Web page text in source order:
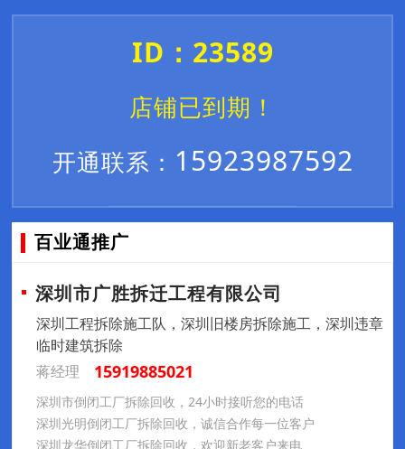
ID：23589
店铺已到期！
开通联系： 15923987592
百业通推广
深圳市广胜拆迁工程有限公司
深圳工程拆除施工队，深圳旧楼房拆除施工，深圳违章
临时建筑拆除
蒋经理
15919885021
深圳市倒闭工厂拆除回收，24小时接听您的电话
深圳光明倒闭工厂拆除回收，诚信合作每一位客户
深圳龙华倒闭工厂拆除回收，欢迎新老客户来电